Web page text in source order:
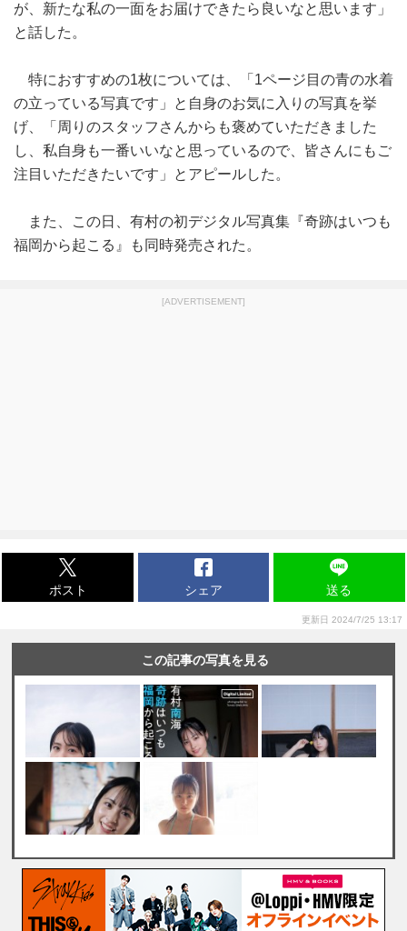
が、新たな私の一面をお届けできたら良いなと思います」
と話した。
特におすすめの1枚については、「1ページ目の青の水着
の立っている写真です」と自身のお気に入りの写真を挙
げ、「周りのスタッフさんからも褒めていただきました
し、私自身も一番いいなと思っているので、皆さんにもご
注目いただきたいです」とアピールした。
また、この日、有村の初デジタル写真集『奇跡はいつも
福岡から起こる』も同時発売された。
[ADVERTISEMENT]
ポスト シェア 送る
更新日 2024/7/25 13:17
この記事の写真を見る